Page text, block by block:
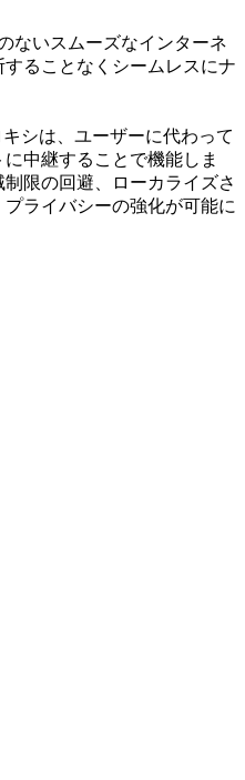
ないスムーズなインターネ
ることなくシームレスにナ
キシは、ユーザーに代わって
中継することで機能しま
限の回避、ローカライズさ
ライバシーの強化が可能に